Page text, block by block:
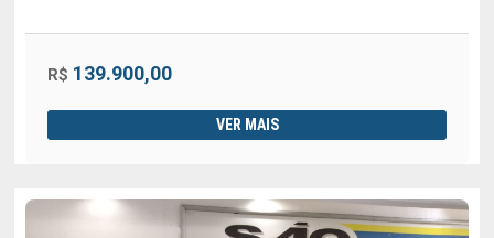
R$ 139.900,00
VER MAIS